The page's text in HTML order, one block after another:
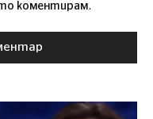
коментирам.